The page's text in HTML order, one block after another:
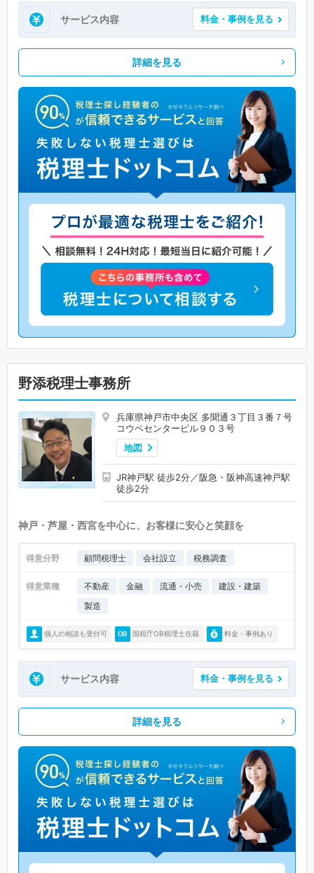
サービス内容 料金・事例を見る
詳細を見る
野添税理士事務所
兵庫県神戸市中央区 多聞通３丁目３番７号
コウベセンタービル９０３号
地図
JR神戸駅 徒歩2分／阪急・阪神高速神戸駅
徒歩2分
神戸・芦屋・西宮を中心に、お客様に安心と笑顔を
得意分野 顧問税理士 会社設立 税務調査
得意業種 不動産 金融 流通・小売
建設・建築
製造
個人の相談も受付可 国税庁OB税理士在籍 料金・事例あり
サービス内容 料金・事例を見る
詳細を見る